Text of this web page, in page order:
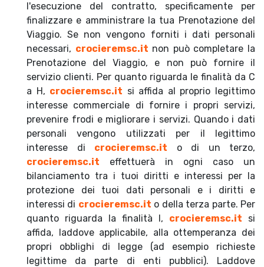
l'esecuzione del contratto, specificamente per
finalizzare e amministrare la tua Prenotazione del
Viaggio. Se non vengono forniti i dati personali
necessari, crocieremsc.it non può completare la
Prenotazione del Viaggio, e non può fornire il
servizio clienti. Per quanto riguarda le finalità da C
a H, crocieremsc.it si affida al proprio legittimo
interesse commerciale di fornire i propri servizi,
prevenire frodi e migliorare i servizi. Quando i dati
personali vengono utilizzati per il legittimo
interesse di crocieremsc.it o di un terzo,
crocieremsc.it effettuerà in ogni caso un
bilanciamento tra i tuoi diritti e interessi per la
protezione dei tuoi dati personali e i diritti e
interessi di crocieremsc.it o della terza parte. Per
quanto riguarda la finalità I, crocieremsc.it si
affida, laddove applicabile, alla ottemperanza dei
propri obblighi di legge (ad esempio richieste
legittime da parte di enti pubblici). Laddove